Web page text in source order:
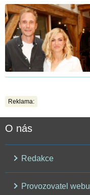
Reklama:
O nás
Redakce
Provozovatel webu